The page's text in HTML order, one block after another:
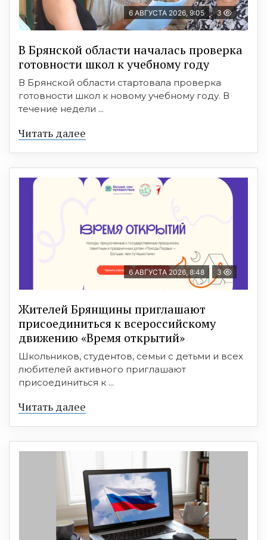
6 АВГУСТА 2026, 9:05 3
В Брянской области началась проверка
готовности школ к учебному году
В Брянской области стартовала проверка
готовности школ к новому учебному году. В
течение недели ...
Читать далее
6 АВГУСТА 2026, 8:48 3
Жителей Брянщины приглашают
присоединиться к всероссийскому
движению «Время открытий»
Школьников, студентов, семьи с детьми и всех
любителей активного приглашают
присоединиться к ...
Читать далее